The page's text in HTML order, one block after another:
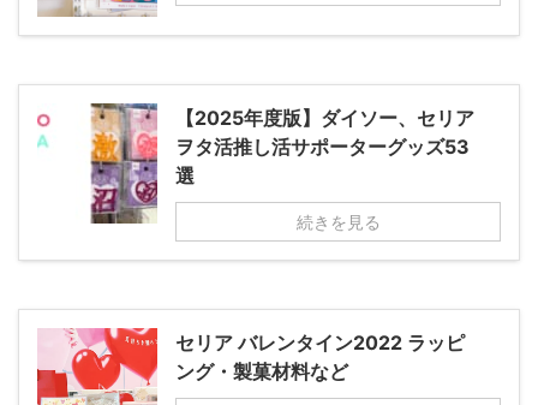
【2025年度版】ダイソー、セリア
ヲタ活推し活サポーターグッズ53
選
続きを見る
セリア バレンタイン2022 ラッピ
ング・製菓材料など